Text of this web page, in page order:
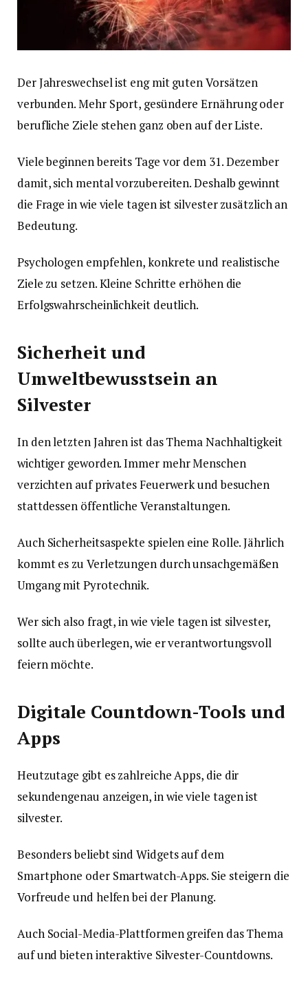
Der Jahreswechsel ist eng mit guten Vorsätzen
verbunden. Mehr Sport, gesündere Ernährung oder
berufliche Ziele stehen ganz oben auf der Liste.
Viele beginnen bereits Tage vor dem 31. Dezember
damit, sich mental vorzubereiten. Deshalb gewinnt
die Frage in wie viele tagen ist silvester zusätzlich an
Bedeutung.
Psychologen empfehlen, konkrete und realistische
Ziele zu setzen. Kleine Schritte erhöhen die
Erfolgswahrscheinlichkeit deutlich.
Sicherheit und
Umweltbewusstsein an
Silvester
In den letzten Jahren ist das Thema Nachhaltigkeit
wichtiger geworden. Immer mehr Menschen
verzichten auf privates Feuerwerk und besuchen
stattdessen öffentliche Veranstaltungen.
Auch Sicherheitsaspekte spielen eine Rolle. Jährlich
kommt es zu Verletzungen durch unsachgemäßen
Umgang mit Pyrotechnik.
Wer sich also fragt, in wie viele tagen ist silvester,
sollte auch überlegen, wie er verantwortungsvoll
feiern möchte.
Digitale Countdown-Tools und
Apps
Heutzutage gibt es zahlreiche Apps, die dir
sekundengenau anzeigen, in wie viele tagen ist
silvester.
Besonders beliebt sind Widgets auf dem
Smartphone oder Smartwatch-Apps. Sie steigern die
Vorfreude und helfen bei der Planung.
Auch Social-Media-Plattformen greifen das Thema
auf und bieten interaktive Silvester-Countdowns.